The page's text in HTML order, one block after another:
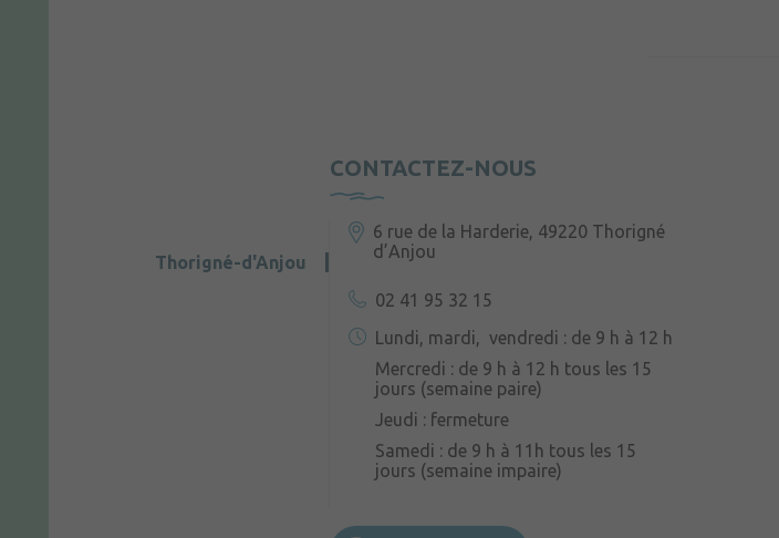
CONTACTEZ-NOUS
Thorigné-d'Anjou
6 rue de la Harderie, 49220 Thorigné
d’Anjou
02 41 95 32 15
Lundi, mardi, vendredi : de 9 h à 12 h
Mercredi : de 9 h à 12 h tous les 15
jours (semaine paire)
Jeudi : fermeture
Samedi : de 9 h à 11h tous les 15
jours (semaine impaire)